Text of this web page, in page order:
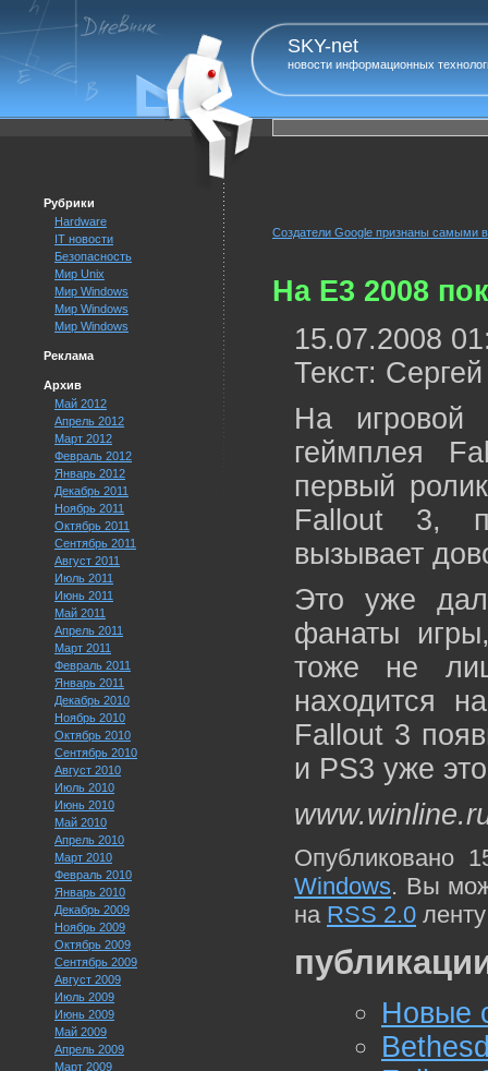
SKY-net
новости информационных
Рубрики
Hardware
IT новости
Безопасность
Мир Unix
Мир Windows
Мир Windows
Мир Windows
Реклама
Архив
Май 2012
Апрель 2012
Март 2012
Февраль 2012
Январь 2012
Декабрь 2011
Ноябрь 2011
Октябрь 2011
Сентябрь 2011
Август 2011
Июль 2011
Июнь 2011
Май 2011
Апрель 2011
Март 2011
Февраль 2011
Январь 2011
Декабрь 2010
Ноябрь 2010
Октябрь 2010
Сентябрь 2010
Август 2010
Июль 2010
Июнь 2010
Май 2010
Апрель 2010
Март 2010
Февраль 2010
Январь 2010
Декабрь 2009
Ноябрь 2009
Октябрь 2009
Сентябрь 2009
Август 2009
Июль 2009
Июнь 2009
Май 2009
Апрель 2009
Март 2009
Создатели Google признаны самыми
На E3 2008
15.07.2008
Текст:
На игровой
геймплея
первый
Fallout 3,
вызывает
Это уже
фанаты
тоже не
находится
Fallout 3
и PS3 уже
Опубликовано
Windows. Вы
на RSS 2.0
Новые